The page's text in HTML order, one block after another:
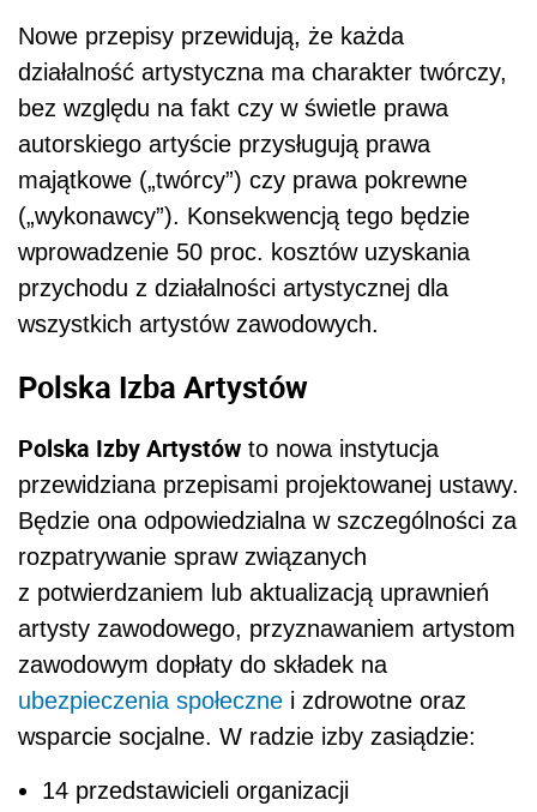
Nowe przepisy przewidują, że każda
działalność artystyczna ma charakter twórczy,
bez względu na fakt czy w świetle prawa
autorskiego artyście przysługują prawa
majątkowe („twórcy”) czy prawa pokrewne
(„wykonawcy”). Konsekwencją tego będzie
wprowadzenie 50 proc. kosztów uzyskania
przychodu z działalności artystycznej dla
wszystkich artystów zawodowych.
Polska Izba Artystów
Polska Izby Artystów to nowa instytucja
przewidziana przepisami projektowanej ustawy.
Będzie ona odpowiedzialna w szczególności za
rozpatrywanie spraw związanych
z potwierdzaniem lub aktualizacją uprawnień
artysty zawodowego, przyznawaniem artystom
zawodowym dopłaty do składek na
ubezpieczenia społeczne i zdrowotne oraz
wsparcie socjalne. W radzie izby zasiądzie:
14 przedstawicieli organizacji